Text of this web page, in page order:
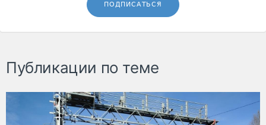
ПОДПИСАТЬСЯ
Публикации по теме